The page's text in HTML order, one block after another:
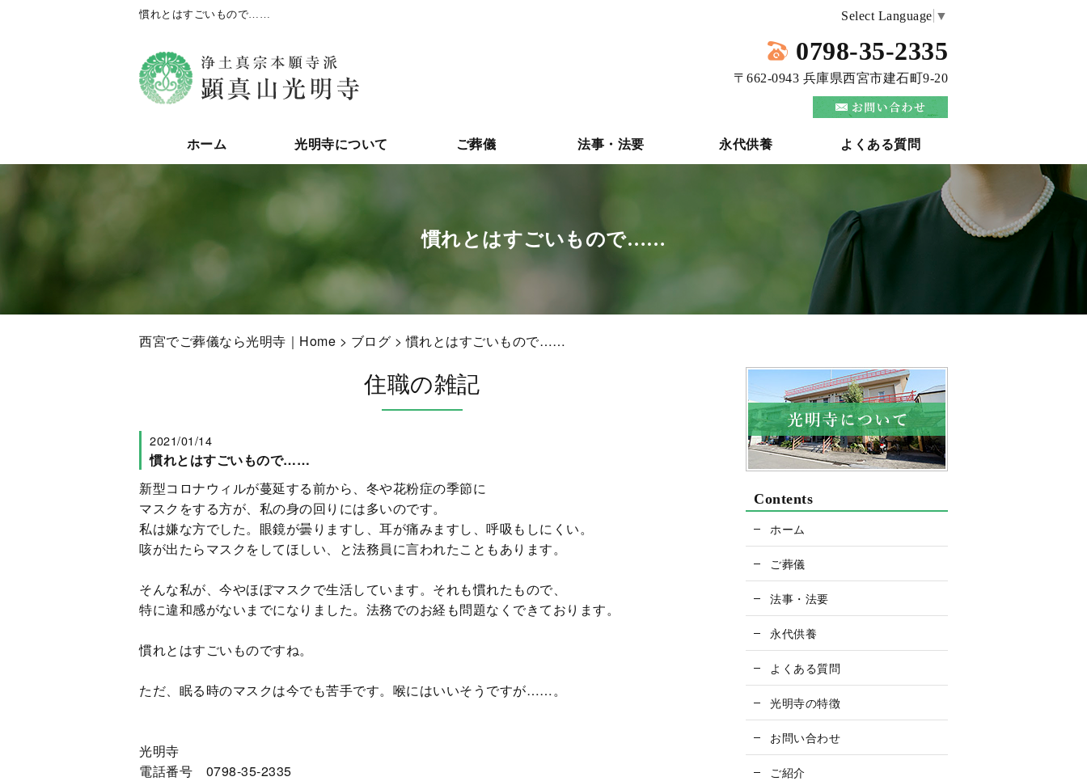
慣れとはすごいもので…… Select Language ▼
0798-35-2335
〒662-0943 兵庫県西宮市建石町9-20
ホーム 光明寺について ご葬儀 法事・法要 永代供養 よくある質問
慣れとはすごいもので……
西宮でご葬儀なら光明寺｜Home > ブログ > 慣れとはすごいもので……
住職の雑記
2021/01/14
慣れとはすごいもので……
新型コロナウィルが蔓延する前から、冬や花粉症の季節に
マスクをする方が、私の身の回りには多いのです。
私は嫌な方でした。眼鏡が曇りますし、耳が痛みますし、呼吸もしにくい。
咳が出たらマスクをしてほしい、と法務員に言われたこともあります。
そんな私が、今やほぼマスクで生活しています。それも慣れたもので、
特に違和感がないまでになりました。法務でのお経も問題なくできております。
慣れとはすごいものですね。
ただ、眠る時のマスクは今でも苦手です。喉にはいいそうですが……。
光明寺
電話番号 0798-35-2335
Contents
ホーム
ご葬儀
法事・法要
永代供養
よくある質問
光明寺の特徴
お問い合わせ
ご紹介